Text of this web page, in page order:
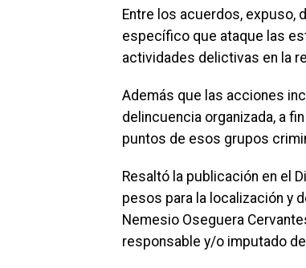
Entre los acuerdos, expuso,
específico que ataque las
actividades delictivas en la
Además que las acciones
delincuencia organizada, a
puntos de esos grupos
Resaltó la publicación en el
pesos para la localización y
Nemesio Oseguera
responsable y/o imputado